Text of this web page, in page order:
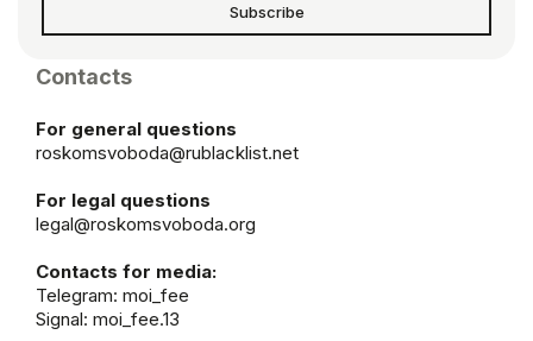
Subscribe
Contacts
For general questions
roskomsvoboda@rublacklist.net
For legal questions
legal@roskomsvoboda.org
Contacts for media:
Telegram: moi_fee
Signal: moi_fee.13